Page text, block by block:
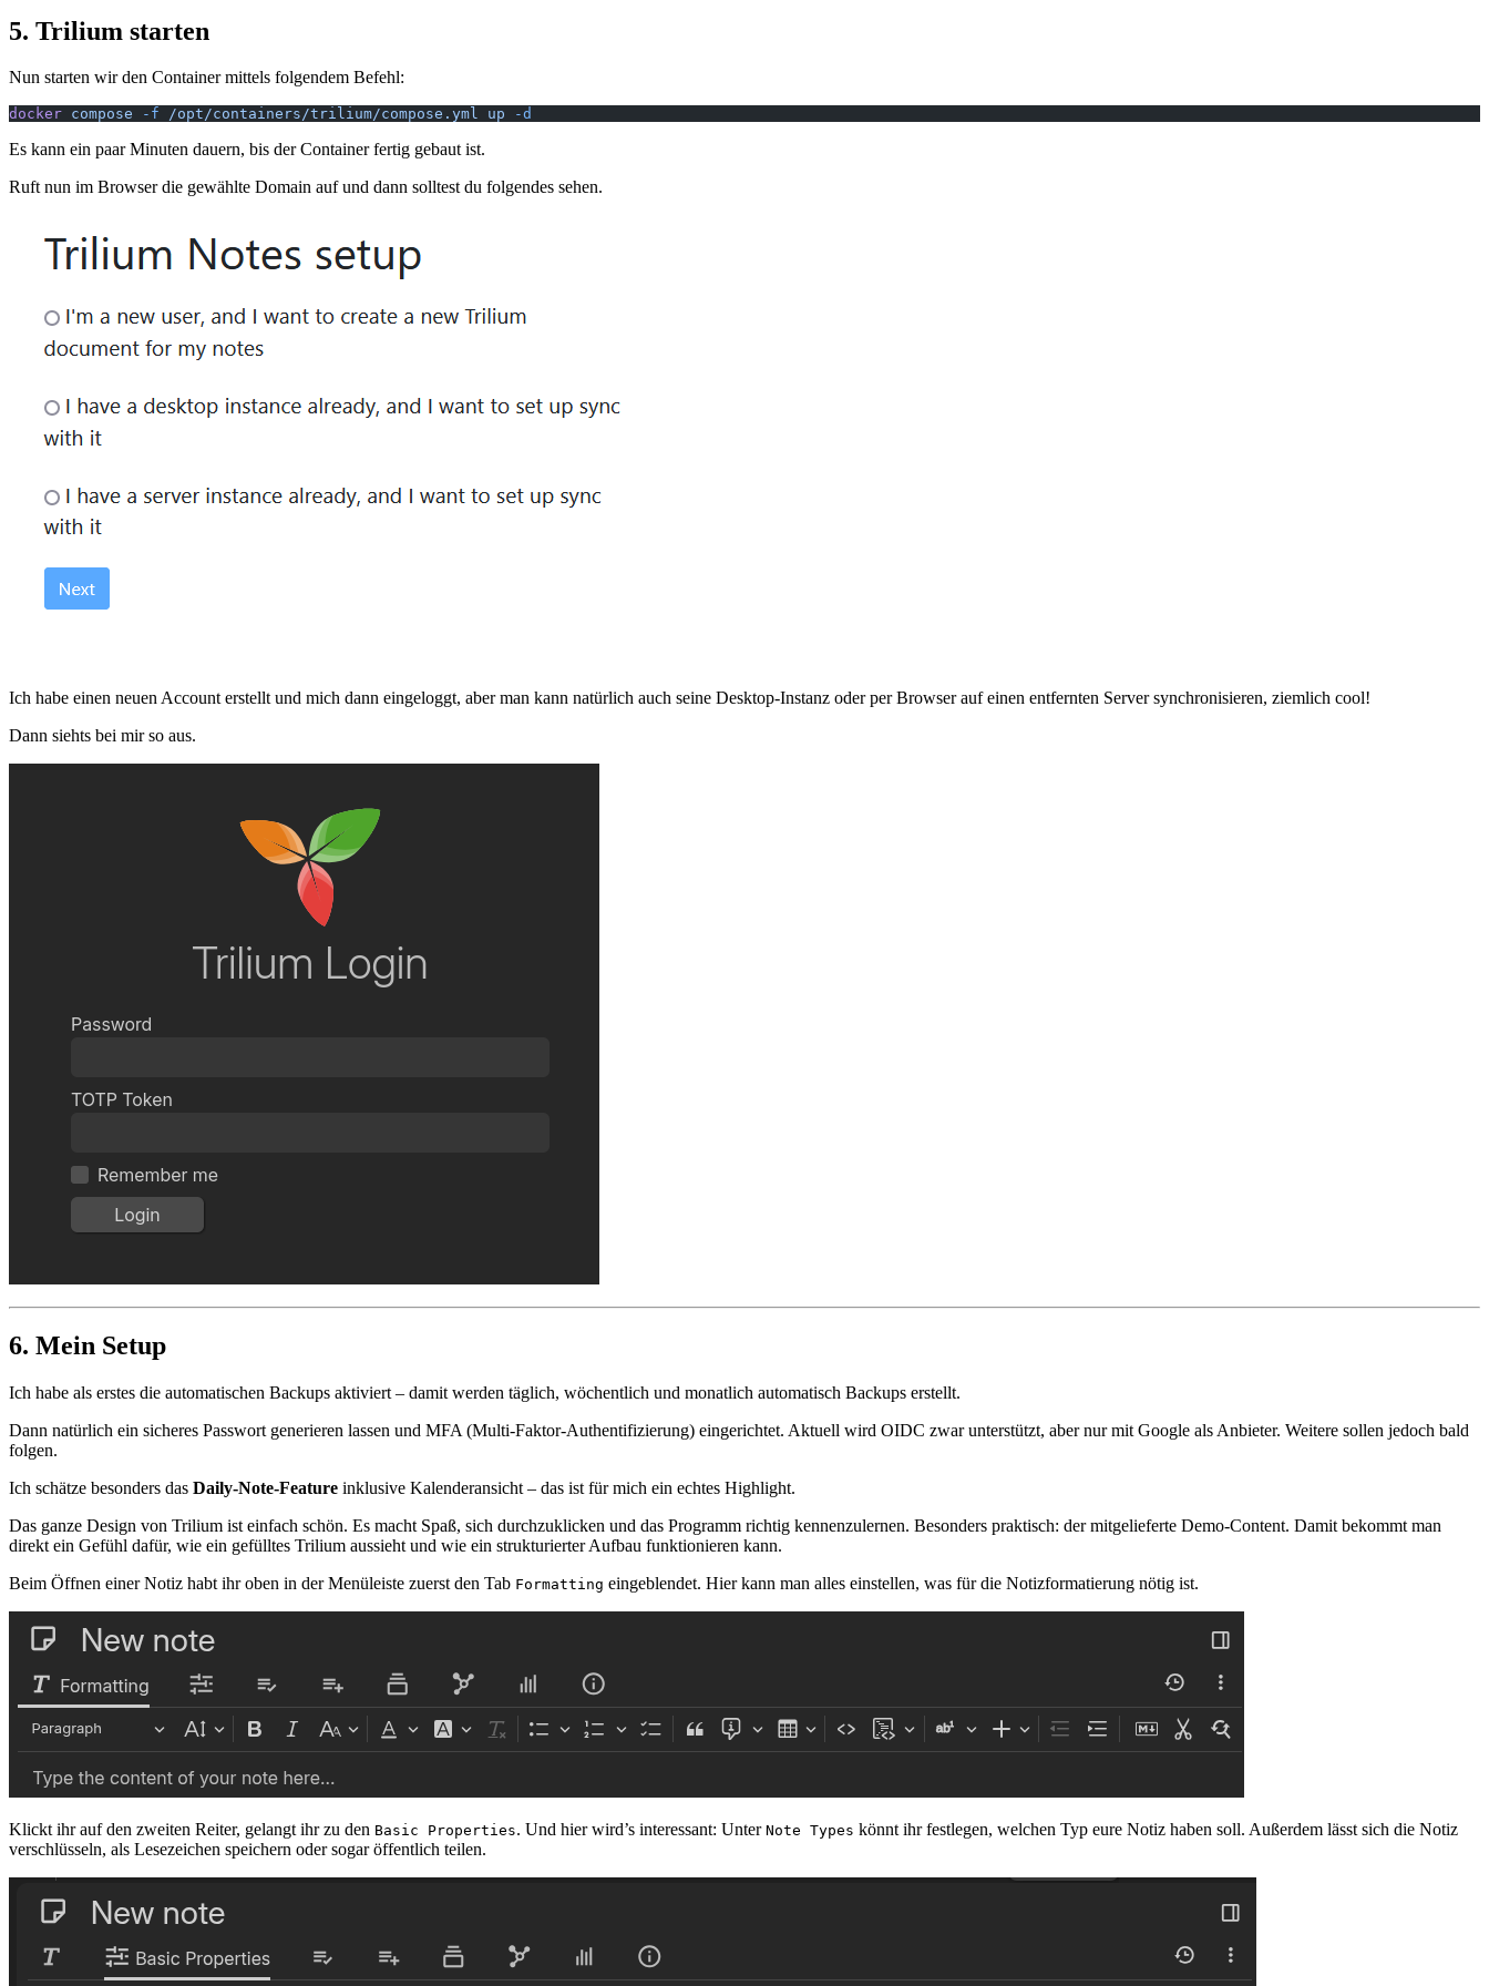
5. Trilium starten
Nun starten wir den Container mittels folgendem Befehl:
docker compose -f /opt/containers/trilium/compose.yml up -d
Es kann ein paar Minuten dauern, bis der Container fertig gebaut ist.
Ruft nun im Browser die gewählte Domain auf und dann solltest du folgendes sehen.
Ich habe einen neuen Account erstellt und mich dann eingeloggt, aber man kann natürlich auch seine Desktop-Instanz oder per Browser auf einen entfernten Server synchronisieren, ziemlich cool!
Dann siehts bei mir so aus.
6. Mein Setup
Ich habe als erstes die automatischen Backups aktiviert – damit werden täglich, wöchentlich und monatlich automatisch Backups erstellt.
Dann natürlich ein sicheres Passwort generieren lassen und MFA (Multi-Faktor-Authentifizierung) eingerichtet. Aktuell wird OIDC zwar unterstützt, aber nur mit Google als Anbieter. Weitere sollen jedoch bald
folgen.
Ich schätze besonders das Daily-Note-Feature inklusive Kalenderansicht – das ist für mich ein echtes Highlight.
Das ganze Design von Trilium ist einfach schön. Es macht Spaß, sich durchzuklicken und das Programm richtig kennenzulernen. Besonders praktisch: der mitgelieferte Demo-Content. Damit bekommt man
direkt ein Gefühl dafür, wie ein gefülltes Trilium aussieht und wie ein strukturierter Aufbau funktionieren kann.
Beim Öffnen einer Notiz habt ihr oben in der Menüleiste zuerst den Tab Formatting eingeblendet. Hier kann man alles einstellen, was für die Notizformatierung nötig ist.
Klickt ihr auf den zweiten Reiter, gelangt ihr zu den Basic Properties. Und hier wird’s interessant: Unter Note Types könnt ihr festlegen, welchen Typ eure Notiz haben soll. Außerdem lässt sich die Notiz
verschlüsseln, als Lesezeichen speichern oder sogar öffentlich teilen.